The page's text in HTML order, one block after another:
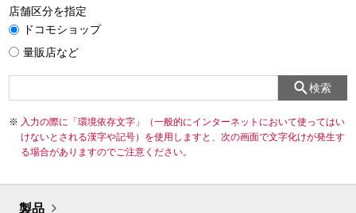
店舗区分を指定
ドコモショップ
量販店など
検索
入力の際に「環境依存文字」（一般的にインターネットにおいて使ってはい
けないとされる漢字や記号）を使用しますと、次の画面で文字化けが発生す
る場合がありますのでご注意ください。
製品